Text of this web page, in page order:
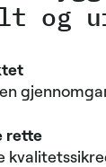
og
rette